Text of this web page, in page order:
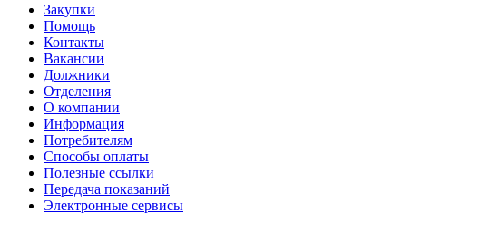
Закупки
Помощь
Контакты
Вакансии
Должники
Отделения
О компании
Информация
Потребителям
Способы оплаты
Полезные ссылки
Передача показаний
Электронные сервисы